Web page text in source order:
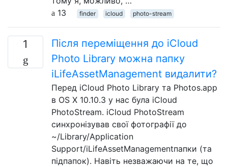
13
finder icloud photo-stream
1
Після переміщення до iCloud
Photo Library можна папку
iLifeAssetManagement видалити?
Перед iCloud Photo Library та Photos.app
в OS X 10.10.3 у нас була iCloud
PhotoStream. iCloud PhotoStream
синхронізував свої фотографії до
~/Library/Application
Support/iLifeAssetManagementпапки (та
підпапок). Навіть незважаючи на те, що